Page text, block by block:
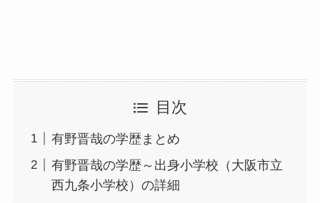
目次
有野晋哉の学歴まとめ
有野晋哉の学歴～出身小学校（大阪市立
西九条小学校）の詳細